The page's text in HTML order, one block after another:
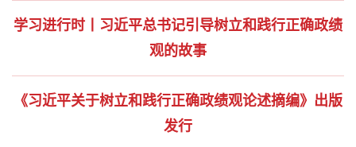
学习进行时丨习近平总书记引导树立和践行正确政绩
观的故事
《习近平关于树立和践行正确政绩观论述摘编》出版
发行